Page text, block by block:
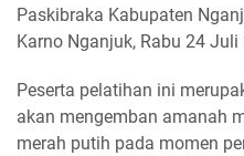
Paskibraka Kabupaten
Karno Nganjuk, Rabu 24 Juli
Peserta pelatihan ini
akan mengemban amanah
merah putih pada momen